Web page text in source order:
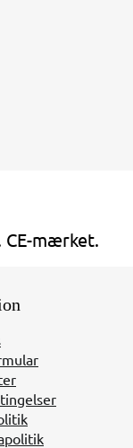
CE-mærket.